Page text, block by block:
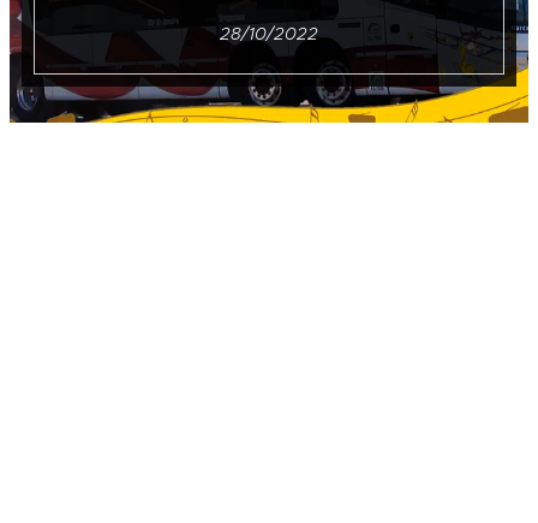
28/10/2022